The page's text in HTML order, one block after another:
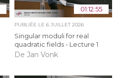
01:12:55
PUBLIÉE LE 6 JUILLET 2026
Singular moduli for real
quadratic fields - Lecture 1
De Jan Vonk